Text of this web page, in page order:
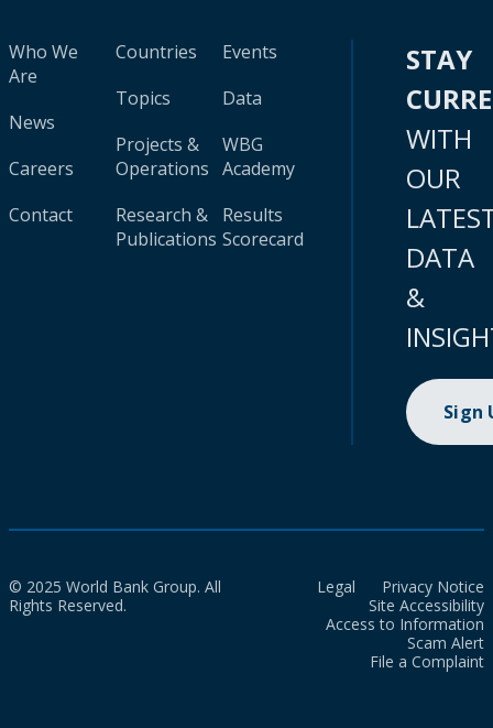
Who We
Are
News
Careers
Contact
Countries
Topics
Projects &
Operations
Research &
Publications
Events
Data
WBG
Academy
Results
Scorecard
STAY
WITH
OUR
DATA
&
Sign
© 2025 World Bank Group. All
Rights Reserved.
Legal
Privacy Notice
Site Accessibility
Access to Information
Scam Alert
File a Complaint